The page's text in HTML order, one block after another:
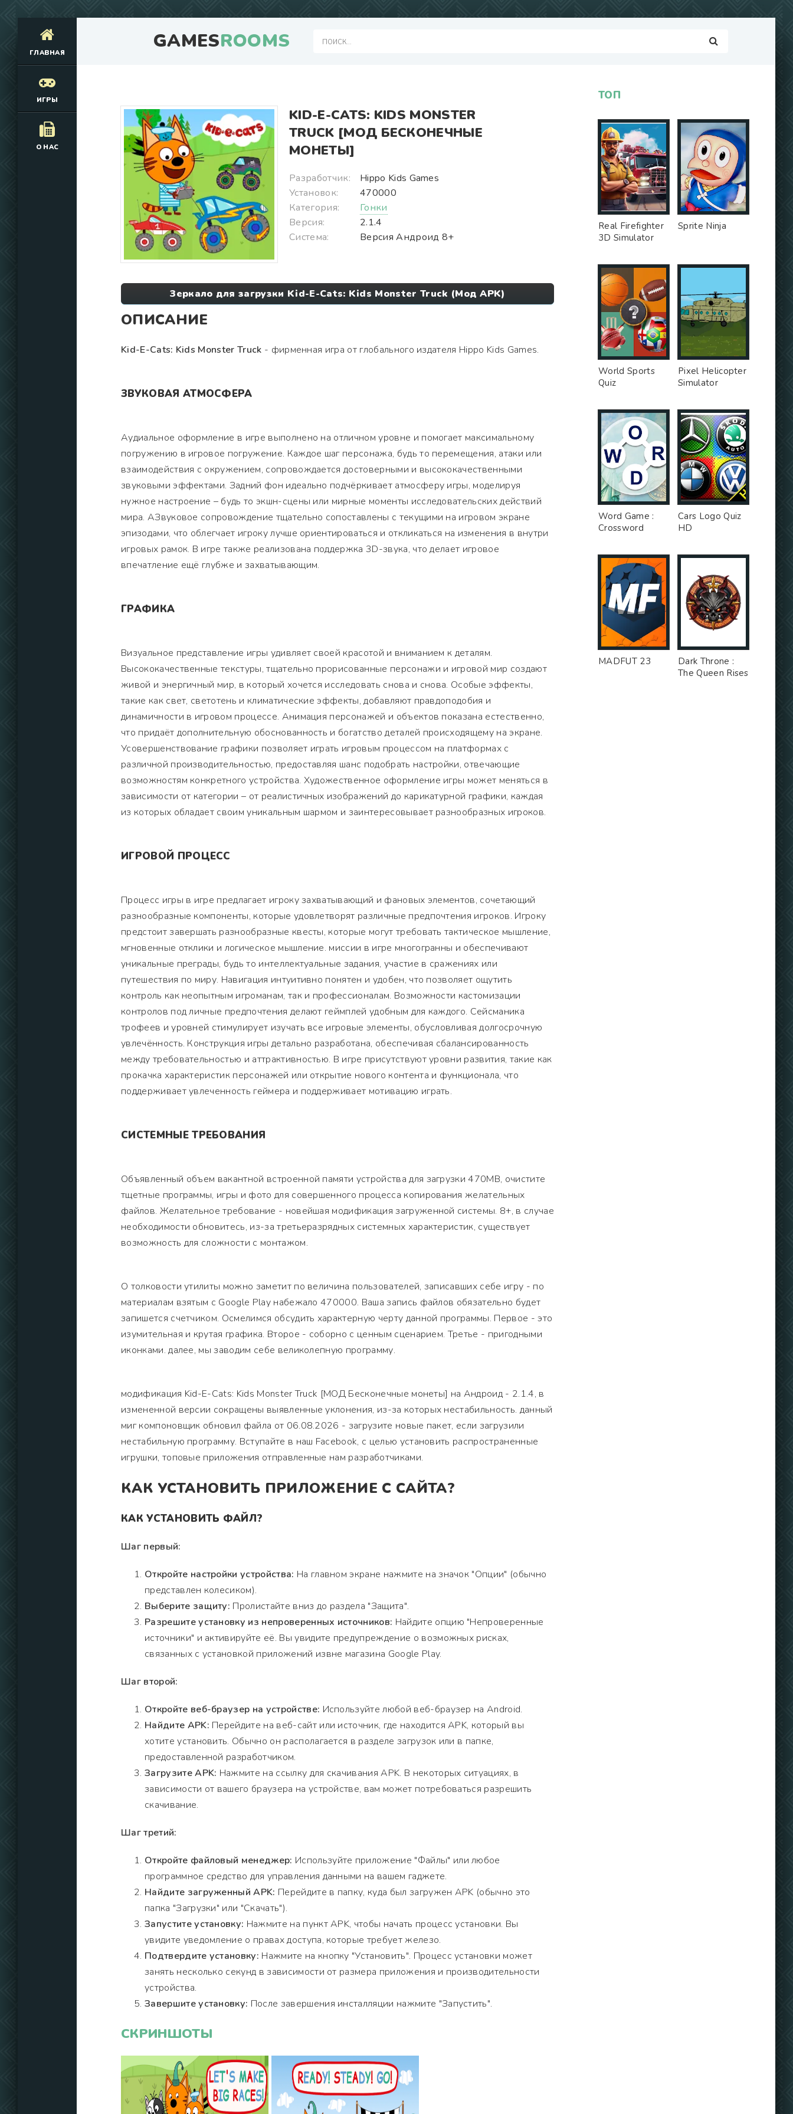
GAMESROOMS
ГЛАВНАЯ
ИГРЫ
О НАС
KID-E-CATS: KIDS MONSTER
TRUCK [МОД БЕСКОНЕЧНЫЕ
МОНЕТЫ]
Разработчик:
Hippo Kids Games
Установок:
470000
Категория:
Гонки
Версия:
2.1.4
Система:
Версия Андроид 8+
Зеркало для загрузки Kid-E-Cats: Kids Monster Truck (Мод APK)
ОПИСАНИЕ
Kid-E-Cats: Kids Monster Truck - фирменная игра от глобального издателя Hippo Kids Games.
ЗВУКОВАЯ АТМОСФЕРА
Аудиальное оформление в игре выполнено на отличном уровне и помогает максимальному
погружению в игровое погружение. Каждое шаг персонажа, будь то перемещения, атаки или
взаимодействия с окружением, сопровождается достоверными и высококачественными
звуковыми эффектами. Задний фон идеально подчёркивает атмосферу игры, моделируя
нужное настроение – будь то экшн-сцены или мирные моменты исследовательских действий
мира. АЗвуковое сопровождение тщательно сопоставлены с текущими на игровом экране
эпизодами, что облегчает игроку лучше ориентироваться и откликаться на изменения в внутри
игровых рамок. В игре также реализована поддержка 3D-звука, что делает игровое
впечатление ещё глубже и захватывающим.
ГРАФИКА
Визуальное представление игры удивляет своей красотой и вниманием к деталям.
Высококачественные текстуры, тщательно прорисованные персонажи и игровой мир создают
живой и энергичный мир, в который хочется исследовать снова и снова. Особые эффекты,
такие как свет, светотень и климатические эффекты, добавляют правдоподобия и
динамичности в игровом процессе. Анимация персонажей и объектов показана естественно,
что придаёт дополнительную обоснованность и богатство деталей происходящему на экране.
Усовершенствование графики позволяет играть игровым процессом на платформах с
различной производительностью, предоставляя шанс подобрать настройки, отвечающие
возможностям конкретного устройства. Художественное оформление игры может меняться в
зависимости от категории – от реалистичных изображений до карикатурной графики, каждая
из которых обладает своим уникальным шармом и заинтересовывает разнообразных игроков.
ИГРОВОЙ ПРОЦЕСС
Процесс игры в игре предлагает игроку захватывающий и фановых элементов, сочетающий
разнообразные компоненты, которые удовлетворят различные предпочтения игроков. Игроку
предстоит завершать разнообразные квесты, которые могут требовать тактическое мышление,
мгновенные отклики и логическое мышление. миссии в игре многогранны и обеспечивают
уникальные преграды, будь то интеллектуальные задания, участие в сражениях или
путешествия по миру. Навигация интуитивно понятен и удобен, что позволяет ощутить
контроль как неопытным игроманам, так и профессионалам. Возможности кастомизации
контролов под личные предпочтения делают геймплей удобным для каждого. Сейсманика
трофеев и уровней стимулирует изучать все игровые элементы, обусловливая долгосрочную
увлечённость. Конструкция игры детально разработана, обеспечивая сбалансированность
между требовательностью и аттрактивностью. В игре присутствуют уровни развития, такие как
прокачка характеристик персонажей или открытие нового контента и функционала, что
поддерживает увлеченность геймера и поддерживает мотивацию играть.
СИСТЕМНЫЕ ТРЕБОВАНИЯ
Объявленный объем вакантной встроенной памяти устройства для загрузки 470MB, очистите
тщетные программы, игры и фото для совершенного процесса копирования желательных
файлов. Желательное требование - новейшая модификация загруженной системы. 8+, в случае
необходимости обновитесь, из-за третьеразрядных системных характеристик, существует
возможность для сложности с монтажом.
О толковости утилиты можно заметит по величина пользователей, записавших себе игру - по
материалам взятым с Google Play набежало 470000. Ваша запись файлов обязательно будет
запишется счетчиком. Осмелимся обсудить характерную черту данной программы. Первое - это
изумительная и крутая графика. Второе - соборно с ценным сценарием. Третье - пригодными
иконками. далее, мы заводим себе великолепную программу.
модификация Kid-E-Cats: Kids Monster Truck [МОД Бесконечные монеты] на Андроид - 2.1.4, в
измененной версии сокращены выявленные уклонения, из-за которых нестабильность. данный
миг компоновщик обновил файла от 06.08.2026 - загрузите новые пакет, если загрузили
нестабильную программу. Вступайте в наш Facebook, с целью установить распространенные
игрушки, топовые приложения отправленные нам разработчиками.
КАК УСТАНОВИТЬ ПРИЛОЖЕНИЕ С САЙТА?
КАК УСТАНОВИТЬ ФАЙЛ?
Шаг первый:
Откройте настройки устройства: На главном экране нажмите на значок "Опции" (обычно
представлен колесиком).
Выберите защиту: Пролистайте вниз до раздела "Защита".
Разрешите установку из непроверенных источников: Найдите опцию "Непроверенные
источники" и активируйте её. Вы увидите предупреждение о возможных рисках,
связанных с установкой приложений извне магазина Google Play.
Шаг второй:
Откройте веб-браузер на устройстве: Используйте любой веб-браузер на Android.
Найдите APK: Перейдите на веб-сайт или источник, где находится APK, который вы
хотите установить. Обычно он располагается в разделе загрузок или в папке,
предоставленной разработчиком.
Загрузите APK: Нажмите на ссылку для скачивания APK. В некоторых ситуациях, в
зависимости от вашего браузера на устройстве, вам может потребоваться разрешить
скачивание.
Шаг третий:
Откройте файловый менеджер: Используйте приложение "Файлы" или любое
программное средство для управления данными на вашем гаджете.
Найдите загруженный APK: Перейдите в папку, куда был загружен APK (обычно это
папка "Загрузки" или "Скачать").
Запустите установку: Нажмите на пункт APK, чтобы начать процесс установки. Вы
увидите уведомление о правах доступа, которые требует железо.
Подтвердите установку: Нажмите на кнопку "Установить". Процесс установки может
занять несколько секунд в зависимости от размера приложения и производительности
устройства.
Завершите установку: После завершения инсталляции нажмите "Запустить".
СКРИНШОТЫ
ТОП
Real Firefighter
3D Simulator
Sprite Ninja
World Sports
Quiz
Pixel Helicopter
Simulator
Word Game :
Crossword
Cars Logo Quiz
HD
MADFUT 23
Dark Throne :
The Queen Rises